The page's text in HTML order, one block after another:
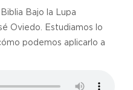
Bajo la Lupa
Oviedo. Estudiamos lo
podemos aplicarlo a